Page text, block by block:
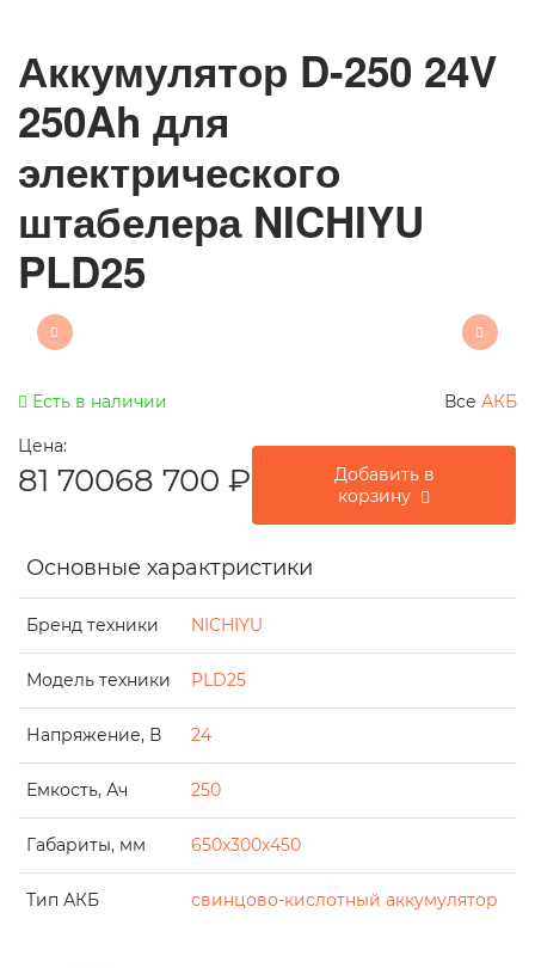
Аккумулятор D-250 24V
250Ah для
электрического
штабелера NICHIYU
PLD25
Есть в наличии Все АКБ
Цена:
81 70068 700 ₽
Добавить в
корзину
Основные характристики
Бренд техники NICHIYU
Модель техники PLD25
Напряжение, В 24
Емкость, Ач 250
Габариты, мм 650x300x450
Тип АКБ свинцово-кислотный аккумулятор